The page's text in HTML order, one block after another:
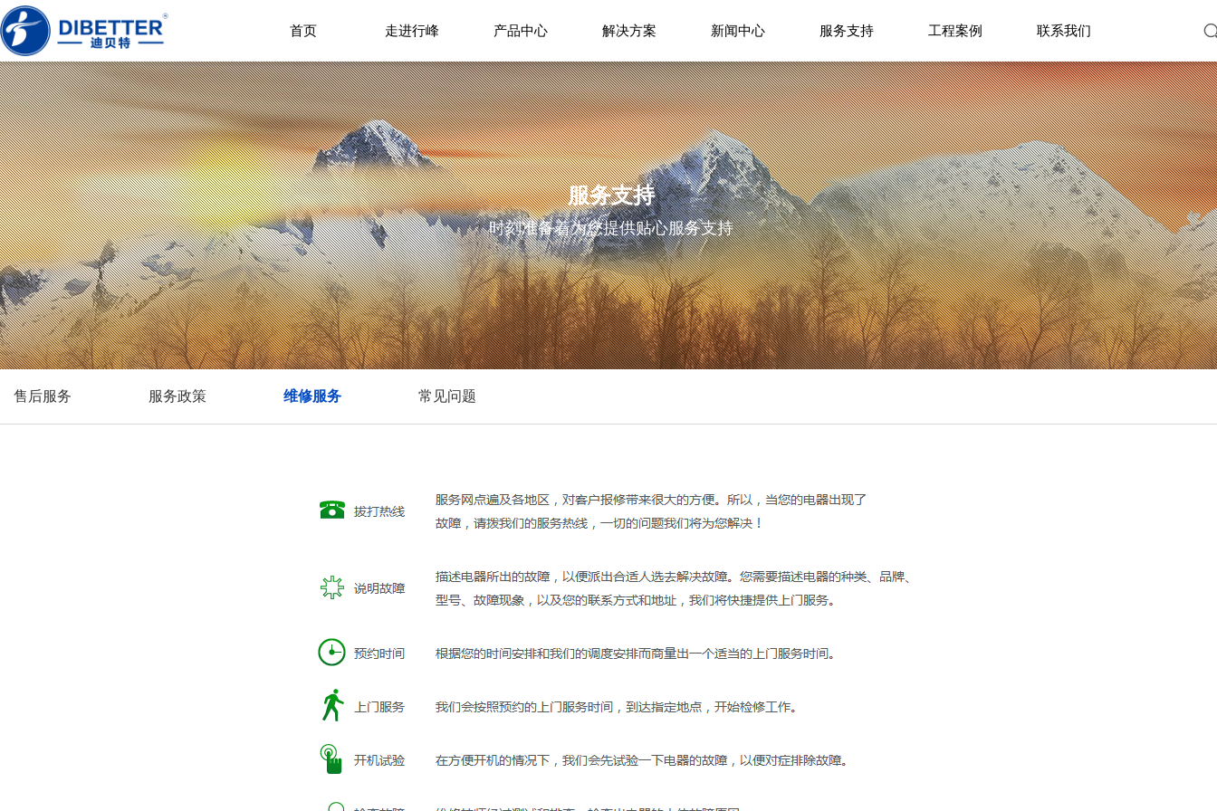
服务支持
时刻准备着为您提供贴心服务支持
售后服务 服务政策 维修服务 常见问题
首页 走进行峰 产品中心 解决方案 新闻中心 服务支持 工程案例 联系我们